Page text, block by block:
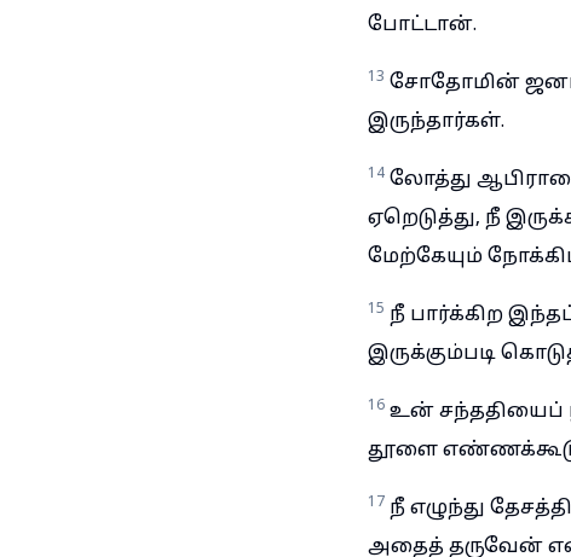
போட்டான்.
13 சோதோமின்
இருந்தார்கள்.
14 லோத்து
ஏறெடுத்து, நீ
மேற்கேயும்
15 நீ பார்க்கிற
இருக்கும்படி
16 உன் சந்ததியைப்
தூளை
17 நீ எழுந்து
அதைத் தருவேன்